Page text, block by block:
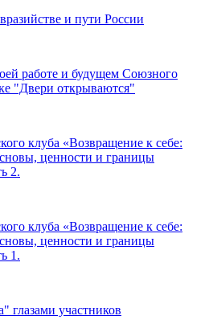
и пути России
работе и будущем Союзного
"Двери открываются"
клуба «Возвращение к себе:
ценности и границы
2.
клуба «Возвращение к себе:
ценности и границы
1.
глазами участников